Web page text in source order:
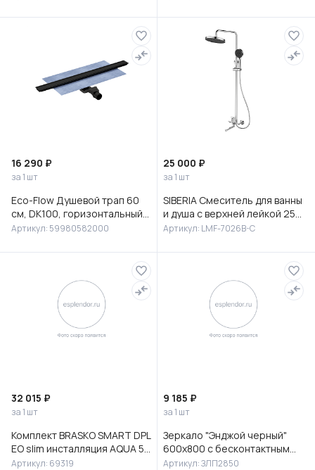
16 290 ₽
за 1 шт
Eco-Flow Душевой трап 60
см, DK100, горизонтальный
сифон 60 мм, матовый
Артикул: 59980582000
25 000 ₽
за 1 шт
SIBERIA Смеситель для ванны
и душа с верхней лейкой 25
см, с изливом, латунь, хром,
Артикул: LMF-7026B-C
32 015 ₽
за 1 шт
Комплект BRASKO SMART DPL
EO slim инсталляция AQUA 50
PRIME P кнопка ACCENTO
Артикул: 69319
9 185 ₽
за 1 шт
Зеркало "Энджой черный"
600х800 с бесконтактным
сенсором и холодной
Артикул: ЗЛП2850